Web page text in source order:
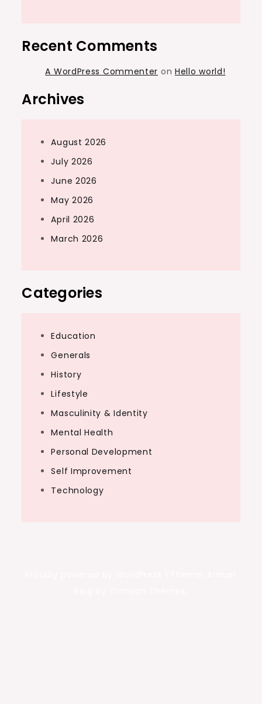
Recent Comments
A WordPress Commenter on Hello world!
Archives
August 2026
July 2026
June 2026
May 2026
April 2026
March 2026
Categories
Education
Generals
History
Lifestyle
Masculinity & Identity
Mental Health
Personal Development
Self Improvement
Technology